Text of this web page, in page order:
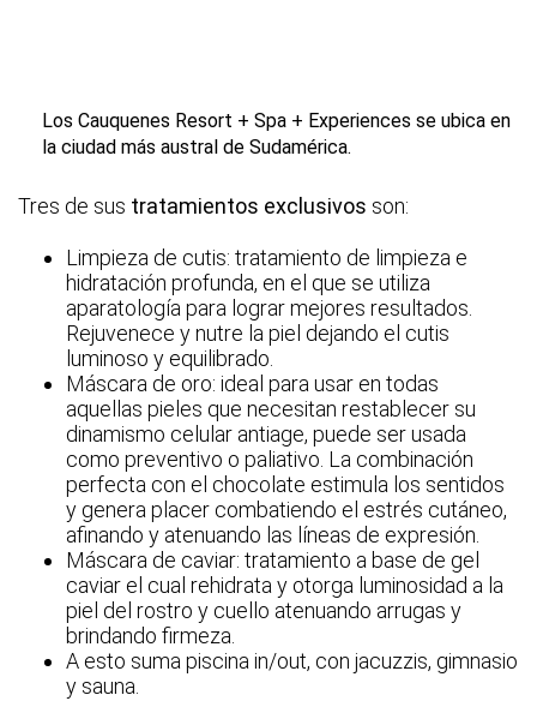
Los Cauquenes Resort + Spa + Experiences se ubica en
la ciudad más austral de Sudamérica.
Tres de sus tratamientos exclusivos son:
Limpieza de cutis: tratamiento de limpieza e
hidratación profunda, en el que se utiliza
aparatología para lograr mejores resultados.
Rejuvenece y nutre la piel dejando el cutis
luminoso y equilibrado.
Máscara de oro: ideal para usar en todas
aquellas pieles que necesitan restablecer su
dinamismo celular antiage, puede ser usada
como preventivo o paliativo. La combinación
perfecta con el chocolate estimula los sentidos
y genera placer combatiendo el estrés cutáneo,
afinando y atenuando las líneas de expresión.
Máscara de caviar: tratamiento a base de gel
caviar el cual rehidrata y otorga luminosidad a la
piel del rostro y cuello atenuando arrugas y
brindando firmeza.
A esto suma piscina in/out, con jacuzzis, gimnasio
y sauna.